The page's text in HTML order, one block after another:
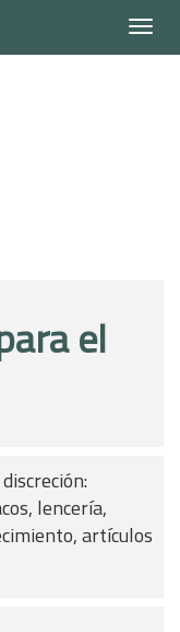
el
lencería,
artículos